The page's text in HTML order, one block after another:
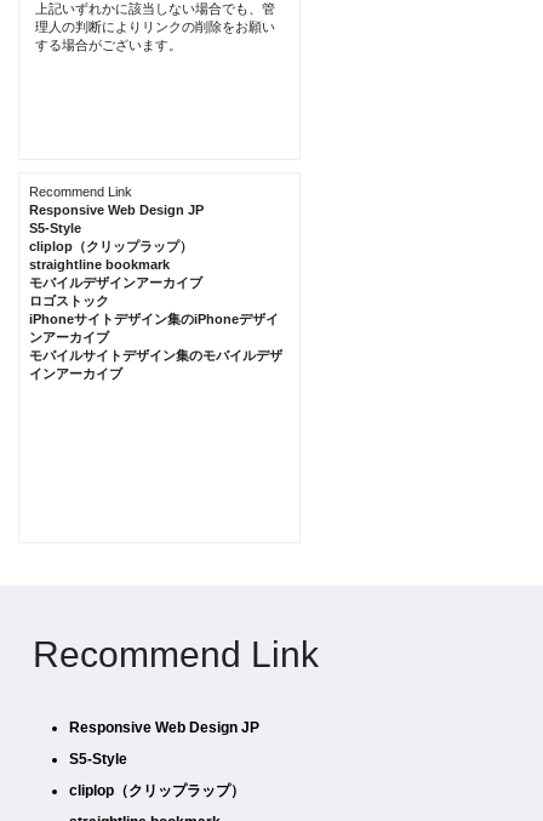
上記いずれかに該当しない場合でも、管
理人の判断によりリンクの削除をお願い
する場合がございます。
Recommend Link
Responsive Web Design JP
S5-Style
cliplop（クリップラップ）
straightline bookmark
モバイルデザインアーカイブ
ロゴストック
iPhoneサイトデザイン集のiPhoneデザイ
ンアーカイブ
モバイルサイトデザイン集のモバイルデザ
インアーカイブ
Recommend Link
Responsive Web Design JP
S5-Style
cliplop（クリップラップ）